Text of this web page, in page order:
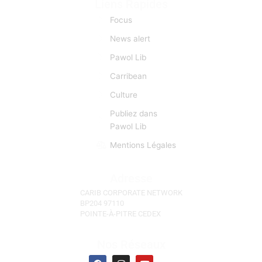
première d’importance capitale. CCN se fait l’écho de
sont autant d’occasions de faciliter des «lyannaj». (La
Liens Rapides
Focus
News alert
Pawol Lib
Carribean
Pawol Lib
Mentions Légales